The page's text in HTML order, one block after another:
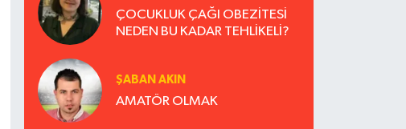
ÇOCUKLUK ÇAĞI OBEZİTESİ
NEDEN BU KADAR TEHLİKELİ?
ŞABAN AKIN
AMATÖR OLMAK